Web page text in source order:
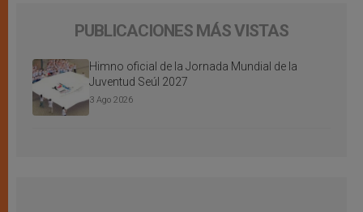
PUBLICACIONES MÁS VISTAS
Himno oficial de la Jornada Mundial de la
Juventud Seúl 2027
3 Ago 2026